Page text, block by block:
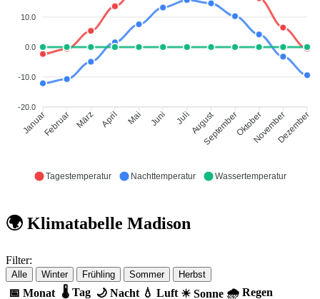
10.0
0.0
-10.0
-20.0
JanuarFebruar März April Mai Juni JuliAugustSeptemberOktoberNovemberDezember
Tagestemperatur Nachttemperatur Wassertemperatur
🌍 Klimatabelle Madison
Filter:
Alle Winter Frühling Sommer Herbst
📅 Monat 🌡 Tag 🌙 Nacht 💧 Luft ☀ Sonne 🌧 Regen